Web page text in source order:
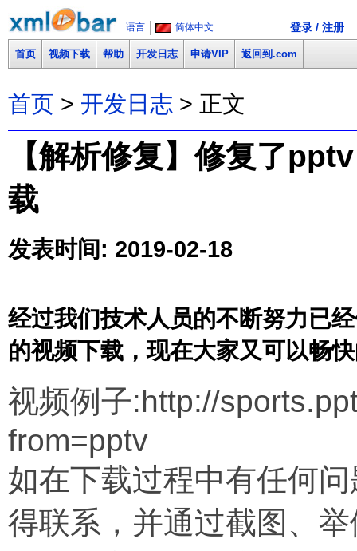
语言 简体中文 登录 / 注册
首页 视频下载 帮助 开发日志 申请VIP 返回到.com
首页 > 开发日志 > 正文
【解析修复】修复了
载
发表时间: 2019-02-18
经过我们技术人员的不断努力已
的视频下载，现在大家又可以畅
视频例子:http://
from=pptv
如在下载过程中有任何
得联系，并通过截图、